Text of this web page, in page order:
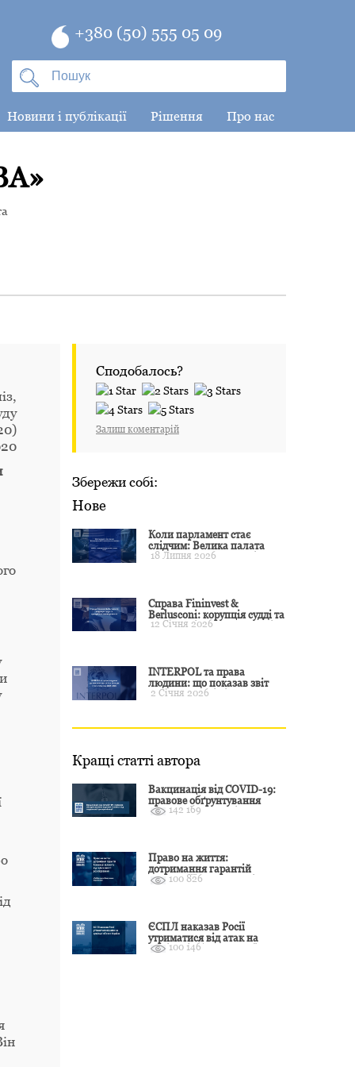
+380 (50) 555 05 09
Новини і публікації Рішення Про нас
Сподобалось?
Залиш коментарій
Збережи собі:
Нове
Коли парламент стає
слідчим: Велика палата
ЄСПЛ окреслила межі
18 Липня 2026
Справа Fininvest &
Berlusconi: корупція судді та
презумпція невинуватості
12 Січня 2026
INTERPOL та права
людини: що показав звіт
CCF за 2024 рік і чого чекати
2 Січня 2026
Кращі статті автора
Вакцинація від COVID-19:
правове обґрунтування
відмови і захист від
142 169
Право на життя:
дотримання гарантій
Конвенції залежить від
100 826
ЄСПЛ наказав Росії
утриматися від атак на
цивільні об’єкти України
100 146